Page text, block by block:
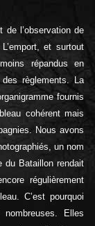
de l’observation de
et surtout
répandus en
règlements. La
fournis
cohérent mais
Nous avons
un nom
du Bataillon rendait
régulièrement
C’est pourquoi
Elles